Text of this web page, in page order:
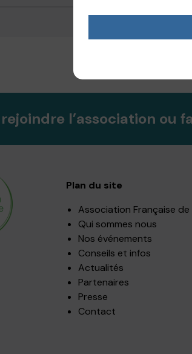
l’association ou
Plan du site
Association Française de
Qui sommes nous
Nos événements
Conseils et infos
Actualités
Partenaires
Presse
Contact